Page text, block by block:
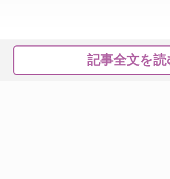
記事全文を読